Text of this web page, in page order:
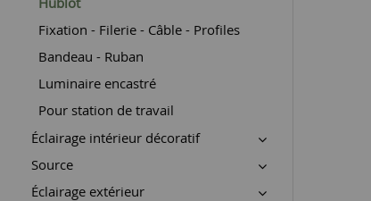
Fixation - Filerie - Câble - Profiles
Bandeau - Ruban
Luminaire encastré
Pour station de travail
Éclairage intérieur décoratif
Source
Éclairage extérieur